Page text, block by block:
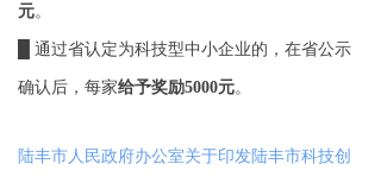
元。
█ 通过省认定为科技型中小企业的，在省公示
确认后，每家给予奖励5000元。
陆丰市人民政府办公室关于印发陆丰市科技创